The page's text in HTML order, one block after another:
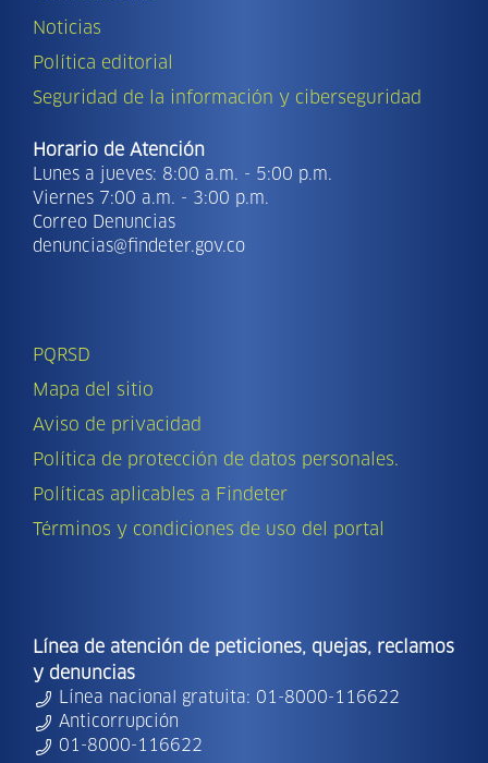
Noticias
Política editorial
Seguridad de la información y ciberseguridad
Horario de Atención
Lunes a jueves: 8:00 a.m. - 5:00 p.m.
Viernes 7:00 a.m. - 3:00 p.m.
Correo Denuncias
denuncias@findeter.gov.co
PQRSD
Mapa del sitio
Aviso de privacidad
Política de protección de datos personales.
Políticas aplicables a Findeter
Términos y condiciones de uso del portal
Línea de atención de peticiones, quejas, reclamos
y denuncias
Línea nacional gratuita: 01-8000-116622
Anticorrupción
01-8000-116622